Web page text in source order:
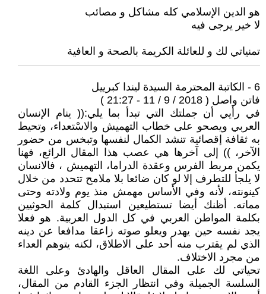
هو الدين الإسلامي كله مشاكل و مصائب
لا خير يرجى فيه
تمنياتي لك و للعائلة الكريمة بالصحة و العافية
6 - الكاتبة المحترمة السيدة ليندا كبرييل
فاتن واصل ( 2018 / 9 / 11 - 21:27 )
في رأيي أن جملتك التي تبدأ بما يلي:(( ينام الإنسان
العربي ويصحو على خطاب التهميش والاسْتعداء، وتحيط
به ثقافة إقصائية تنشد الكمال لنفسها وتبخس من حضور
الآخر، )) إلى آخرها هي عصب هذا المقال الرائع، فهنا
يكمن مربط الفرس وعقدة الدراما، التهميش ، فالانسان
لا يلجأ للتطرف إلا لو كان ضائعا بلا ملامح تتحدد من خلال
كينونته، لأنه وفي الأساس مهمش منذ يوم ولادته وحتى
مماته. أظنك أيضا تستطيعين استبدال كلمة الحوثيين
بكلمة المواطن العربي في كل الدول العربية. هو فعلا
يجد نفسه حين يهدر ويعلو صوته زاعقا مدافعا عن دينه
الذي لم يقترب منه أحد على الاطلاق، لكنه يتوهم العداء
من مجرد الاختلاف.
تحياتي لك على المقال العاقل والهادئ وعلى اللغة
السلسة الجميلة وفي انتظار الجزء القادم من المقال،